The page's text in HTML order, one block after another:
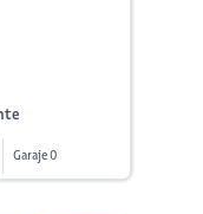
Garaje 0